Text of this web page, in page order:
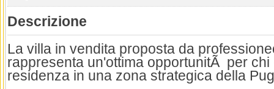
Descrizione
La villa in vendita proposta da
rappresenta un'ottima opportunitÃ per
residenza in una zona strategica della